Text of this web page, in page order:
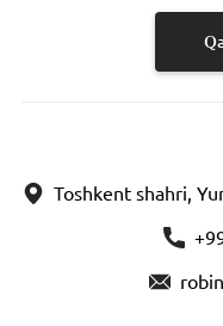
Toshkent shahri,